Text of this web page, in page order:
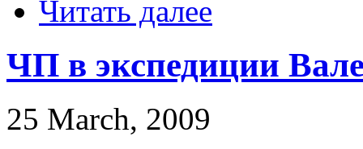
Читать далее
ЧП в экспедиции
25 March, 2009